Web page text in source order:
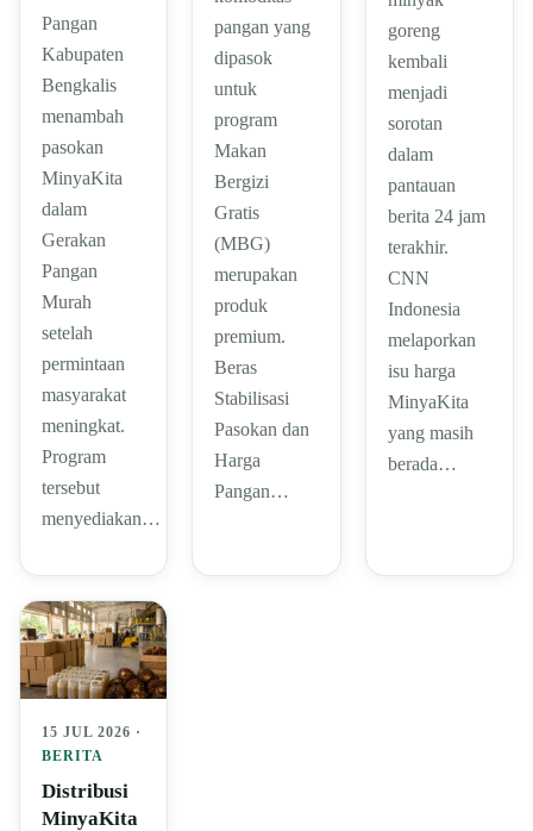
Pangan
Kabupaten
Bengkalis
menambah
pasokan
MinyaKita
dalam
Gerakan
Pangan
Murah
setelah
permintaan
masyarakat
meningkat.
Program
tersebut
menyediakan…
pangan yang
dipasok
untuk
program
Makan
Bergizi
Gratis
(MBG)
merupakan
produk
premium.
Beras
Stabilisasi
Pasokan dan
Harga
Pangan…
goreng
kembali
menjadi
sorotan
dalam
pantauan
berita 24 jam
terakhir.
CNN
Indonesia
melaporkan
isu harga
MinyaKita
yang masih
berada…
15 JUL 2026 ·
BERITA
Distribusi
MinyaKita